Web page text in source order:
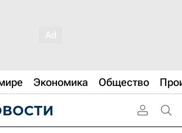
Экономика Общество